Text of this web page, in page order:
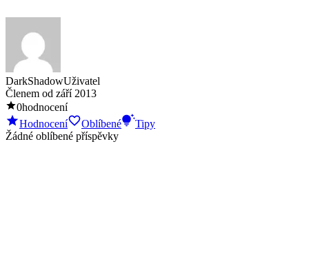
DarkShadowUživatel
Členem od září 2013
0hodnocení
Hodnocení
Oblíbené
Tipy
Žádné oblíbené příspěvky